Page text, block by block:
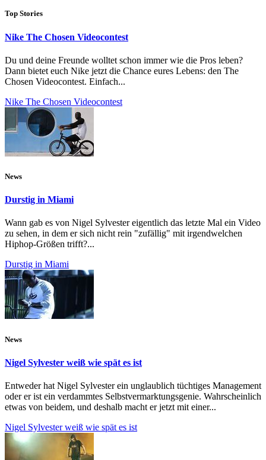
Top Stories
Nike The Chosen Videocontest
Du und deine Freunde wolltet schon immer wie die Pros leben?
Dann bietet euch Nike jetzt die Chance eures Lebens: den The
Chosen Videocontest. Einfach...
Nike The Chosen Videocontest
News
Durstig in Miami
Wann gab es von Nigel Sylvester eigentlich das letzte Mal ein Video
zu sehen, in dem er sich nicht rein "zufällig" mit irgendwelchen
Hiphop-Größen trifft?...
Durstig in Miami
News
Nigel Sylvester weiß wie spät es ist
Entweder hat Nigel Sylvester ein unglaublich tüchtiges Management
oder er ist ein verdammtes Selbstvermarktungsgenie. Wahrscheinlich
etwas von beidem, und deshalb macht er jetzt mit einer...
Nigel Sylvester weiß wie spät es ist